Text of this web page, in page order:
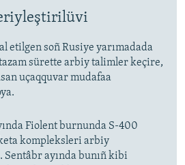
etilgen soñ Rusiye yarımadada
sürette arbiy talimler keçire,
uçaqquvar mudafaa
Fiolent burnunda S-400
kompleksleri arbiy
ayında bunıñ kibi